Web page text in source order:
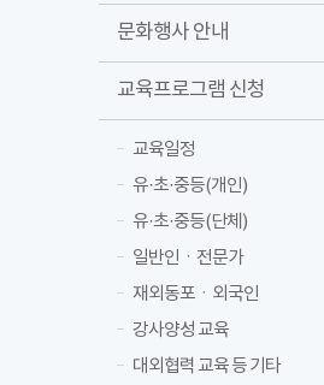
문화행사 안내
교육프로그램 신청
교육일정
유·초·중등(개인)
유·초·중등(단체)
일반인ㆍ전문가
재외동포ㆍ외국인
강사양성 교육
대외협력 교육 등 기타